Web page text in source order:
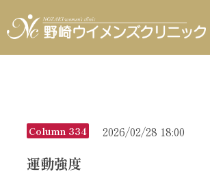
Column 334 2026/02/28 18:00
運動強度